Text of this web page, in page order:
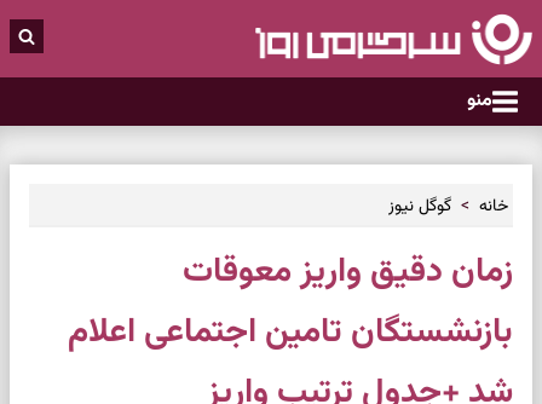
منو
خانه گوگل نیوز
زمان دقیق واریز معوقات
بازنشستگان تامین اجتماعی اعلام
شد +جدول ترتیب واریز